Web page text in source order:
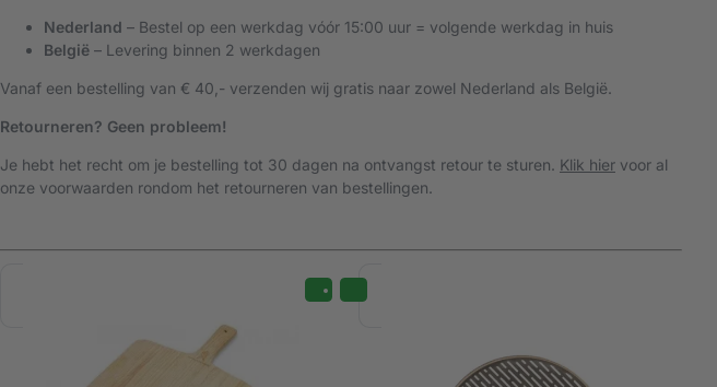
Nederland – Bestel op een werkdag vóór 15:00 uur = volgende werkdag in huis
België – Levering binnen 2 werkdagen
Vanaf een bestelling van € 40,- verzenden wij gratis naar zowel Nederland als België.
Retourneren? Geen probleem!
Je hebt het recht om je bestelling tot 30 dagen na ontvangst retour te sturen. Klik hier voor al
onze voorwaarden rondom het retourneren van bestellingen.